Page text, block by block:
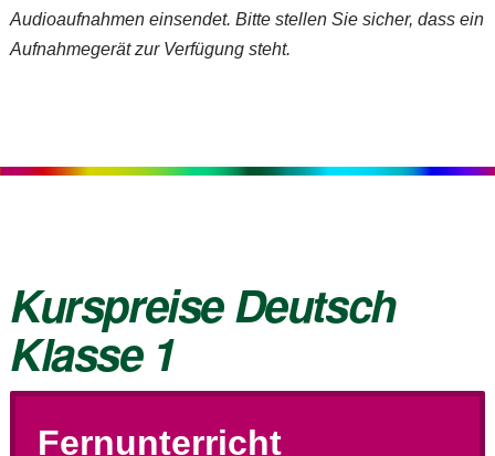
Audioaufnahmen einsendet. Bitte stellen Sie sicher, dass ein
Aufnahmegerät zur Verfügung steht.
Kurspreise Deutsch
Klasse 1
Fernunterricht